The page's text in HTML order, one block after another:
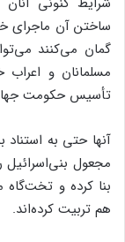
ساختن آن ماجرای
گمان می‌کنند
مسلمانان و
تأسیس حکومت
آنها حتی به
مجعول بنی‌اسرائیل
بنا کرده و تخت‌گاه
هم تربیت کرده‌اند.